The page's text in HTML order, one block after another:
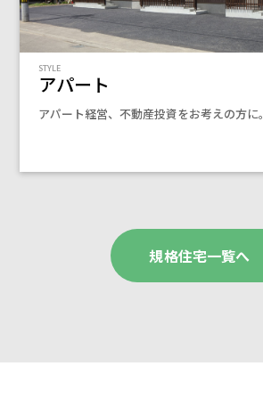
STYLE
アパート
アパート経営、不動産投資をお考えの方に。
規格住宅一覧へ